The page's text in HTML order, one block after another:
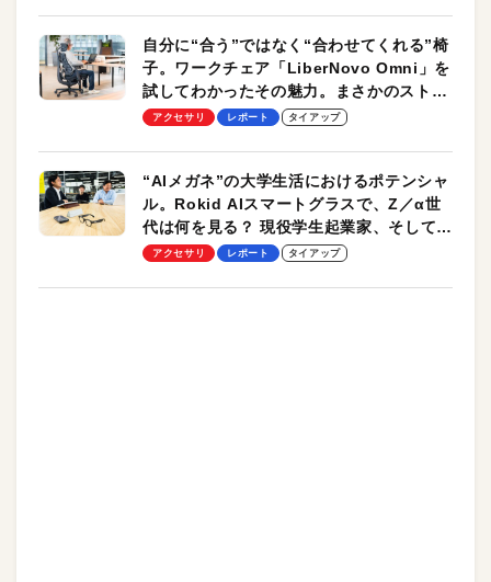
自分に“合う”ではなく“合わせてくれる”椅
子。ワークチェア「LiberNovo Omni」を
試してわかったその魅力。まさかのストレ
ッチ機能も搭載
アクセサリ レポート タイアップ
“AIメガネ”の大学生活におけるポテンシャ
ル。Rokid AIスマートグラスで、Z／α世
代は何を見る？ 現役学生起業家、そして教
授による体験会レポート【PR】
アクセサリ レポート タイアップ